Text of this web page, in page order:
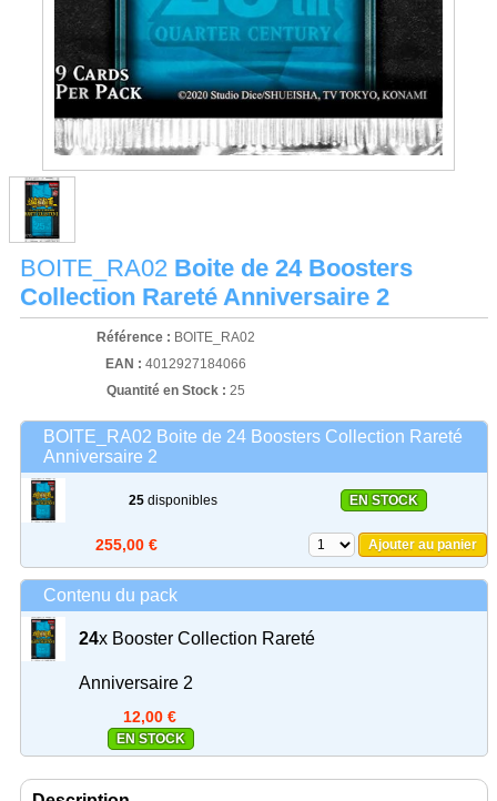
BOITE_RA02 Boite de 24 Boosters
Collection Rareté Anniversaire 2
Référence : BOITE_RA02
EAN : 4012927184066
Quantité en Stock : 25
BOITE_RA02 Boite de 24 Boosters Collection Rareté
Anniversaire 2
25disponibles EN STOCK
255,00 € Ajouter au panier
Contenu du pack
24x Booster Collection Rareté
Anniversaire 2
12,00 €
EN STOCK